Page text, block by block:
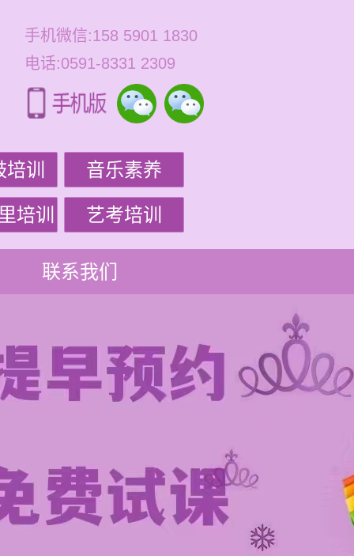
手机微信:158 5901 1830
电话:0591-8331 2309
训 音乐素养
培训 艺考培训
联系我们